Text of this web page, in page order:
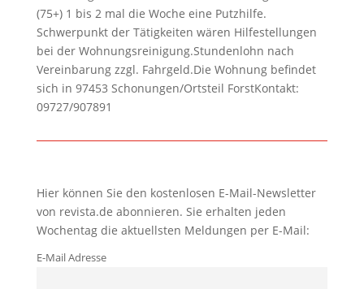
(75+) 1 bis 2 mal die Woche eine Putzhilfe.
Schwerpunkt der Tätigkeiten wären Hilfestellungen
bei der Wohnungsreinigung.Stundenlohn nach
Vereinbarung zzgl. Fahrgeld.Die Wohnung befindet
sich in 97453 Schonungen/Ortsteil ForstKontakt:
09727/907891
Hier können Sie den kostenlosen E-Mail-Newsletter
von revista.de abonnieren. Sie erhalten jeden
Wochentag die aktuellsten Meldungen per E-Mail:
E-Mail Adresse